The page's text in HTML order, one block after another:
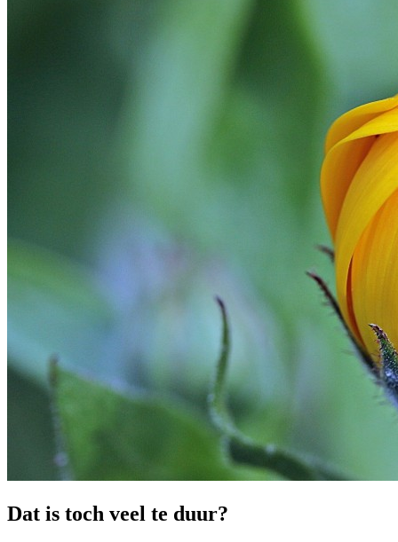
Dat is toch veel te duur?